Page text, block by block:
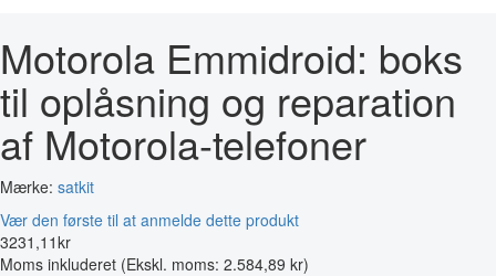
Motorola Emmidroid: boks
til oplåsning og reparation
af Motorola-telefoner
Mærke: satkit
Vær den første til at anmelde dette produkt
3231 ,11kr
Moms inkluderet (Ekskl. moms: 2.584,89 kr)